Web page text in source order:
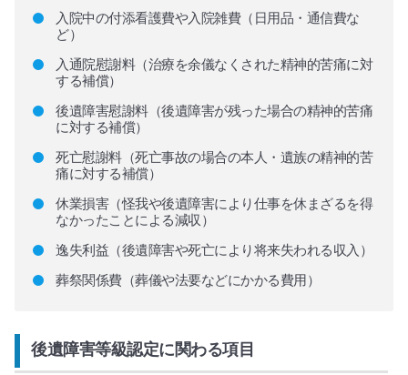
入院中の付添看護費や入院雑費（日用品・通信費な
ど）
入通院慰謝料（治療を余儀なくされた精神的苦痛に対
する補償）
後遺障害慰謝料（後遺障害が残った場合の精神的苦痛
に対する補償）
死亡慰謝料（死亡事故の場合の本人・遺族の精神的苦
痛に対する補償）
休業損害（怪我や後遺障害により仕事を休まざるを得
なかったことによる減収）
逸失利益（後遺障害や死亡により将来失われる収入）
葬祭関係費（葬儀や法要などにかかる費用）
後遺障害等級認定に関わる項目